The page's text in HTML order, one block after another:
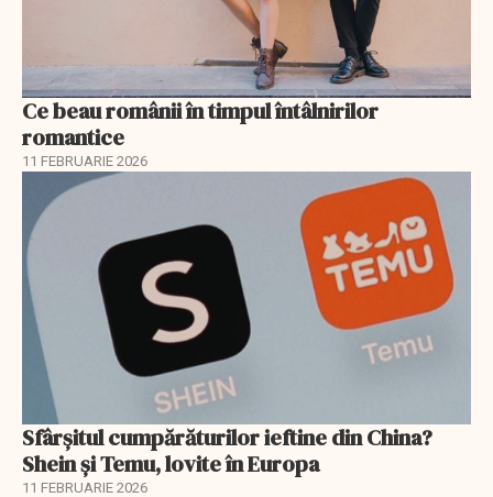
Ce beau românii în timpul întâlnirilor
romantice
11 FEBRUARIE 2026
Sfârșitul cumpărăturilor ieftine din China?
Shein și Temu, lovite în Europa
11 FEBRUARIE 2026